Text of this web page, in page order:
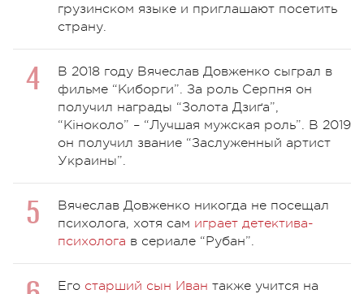
грузинском языке и приглашают посетить
страну.
В 2018 году Вячеслав Довженко сыграл в
фильме “Киборги”. За роль Серпня он
получил награды “Золота Дзиґа”,
“Кіноколо” – “Лучшая мужская роль”. В 2019
он получил звание “Заслуженный артист
Украины”.
Вячеслав Довженко никогда не посещал
психолога, хотя сам играет детектива-
психолога в сериале “Рубан”.
Его старший сын Иван также учится на